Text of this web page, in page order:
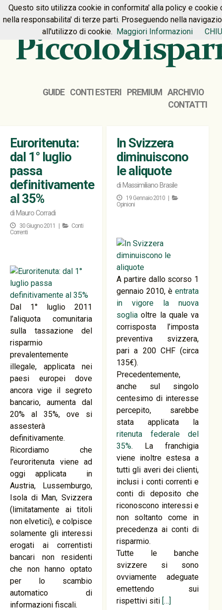
HOME PREMIUM CONTATTI
GUIDE CONTI ESTERI PREMIUM
ARCHIVIO
CONTATTI
Euroritenuta:
dal 1° luglio
passa
definitivamente
al 35%
di Mauro Corradi
30 Giugno 2011 |
Conti
Correnti
Dal 1° luglio 2011
l’aliquota comunitaria
sulla tassazione del
risparmio
prevalentemente
illegale, applicata nei
paesi europei dove
ancora vige il segreto
bancario, aumenta dal
20% al 35%, ove si
assesterà
definitivamente.
Ricordiamo che
l’euroritenuta viene ad
oggi applicata in
Austria, Lussemburgo,
Isola di Man, Svizzera
(limitatamente ai titoli
non elvetici), e colpisce
solamente gli interessi
erogati ai correntisti
bancari non residenti
che non hanno optato
per lo scambio
automatico di
informazioni fiscali.
In Svizzera
diminuiscono
le aliquote
di Massimiliano Brasile
19 Gennaio 2010 |
Opinioni
A partire dallo scorso 1
gennaio 2010, è entrata
in vigore la nuova
soglia oltre la quale va
corrisposta l’imposta
preventiva svizzera,
pari a 200 CHF (circa
135€).
Precedentemente,
anche sul singolo
centesimo di interesse
percepito, sarebbe
stata applicata la
ritenuta federale del
35%. La franchigia
viene inoltre estesa a
tutti gli averi dei clienti,
inclusi i conti correnti e
conti di deposito che
riconoscono interessi e
non soltanto come in
precedenza ai conti di
risparmio.
Tutte le banche
svizzere si sono
ovviamente adeguate
emettendo sui
rispettivi siti […]
Questo sito utilizza cookie in conformita' alla policy e cookie
nella responsabilita' di terze parti. Proseguendo nella
all'utilizzo di cookie. Maggiori Informazioni